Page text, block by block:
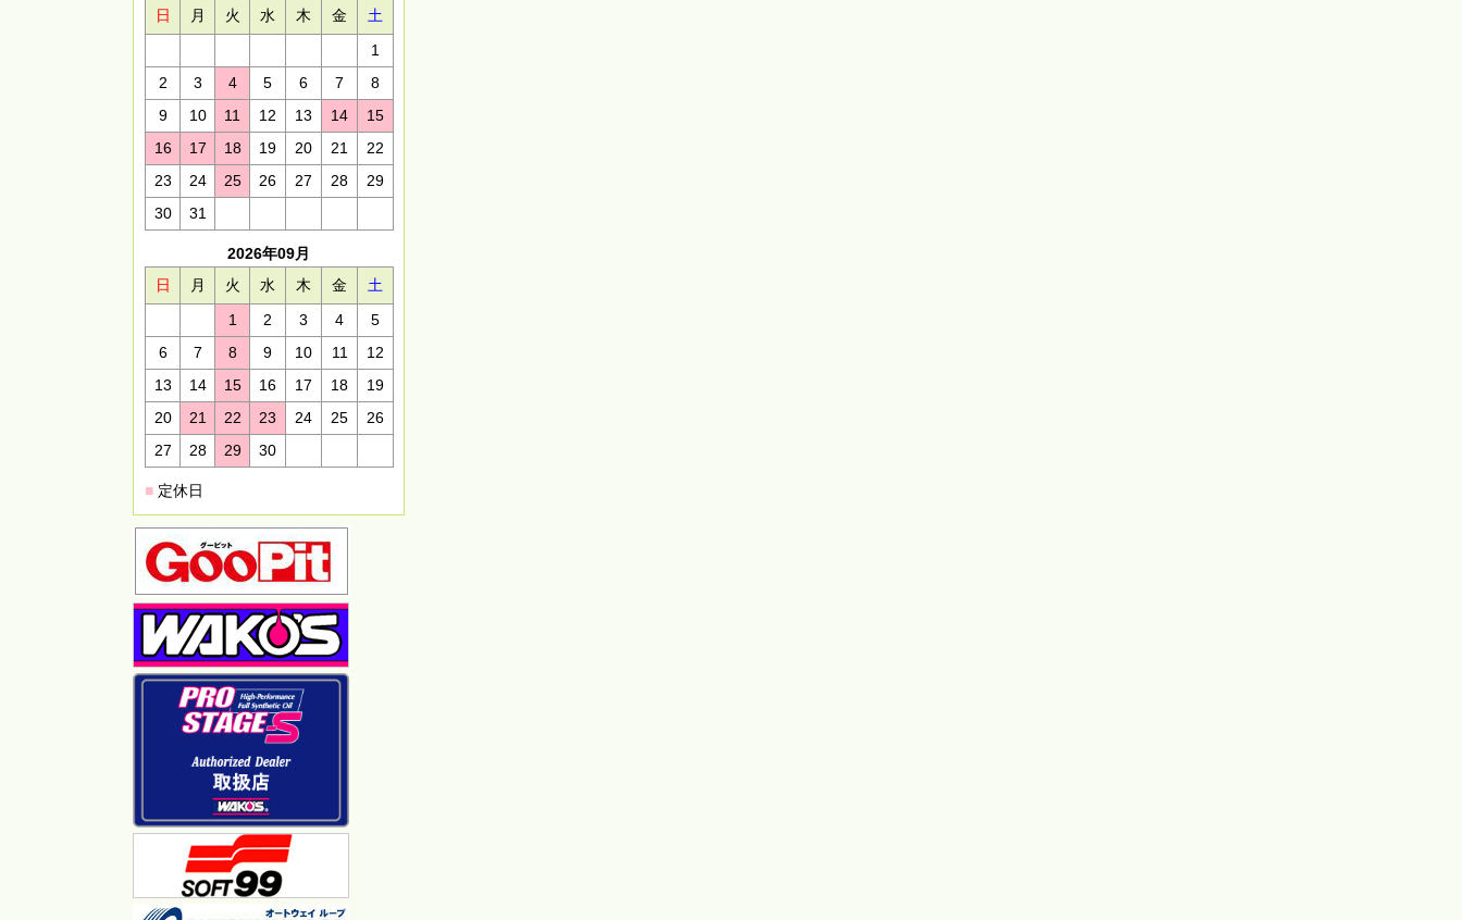
日
月 火 水 木 金
土
1
2
3 4 5 6 7
8
9
10 11 12 13 14
15
16
17 18 19 20 21
22
23
24 25 26 27 28
29
30
31
2026年09月
日
月 火 水 木 金
土
1
2 3 4
5
6
7 8 9 10 11
12
13
14 15 16 17 18
19
20
21 22 23 24 25
26
27
28 29 30
■ 定休日